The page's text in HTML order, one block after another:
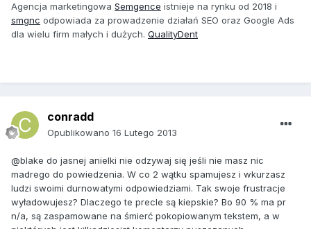
Agencja marketingowa Semgence istnieje na rynku od 2018 i
smgnc odpowiada za prowadzenie działań SEO oraz Google Ads
dla wielu firm małych i dużych. QualityDent
conradd
Opublikowano 16 Lutego 2013
@blake do jasnej anielki nie odzywaj się jeśli nie masz nic
madrego do powiedzenia. W co 2 wątku spamujesz i wkurzasz
ludzi swoimi durnowatymi odpowiedziami. Tak swoje frustracje
wyładowujesz? Dlaczego te precle są kiepskie? Bo 90 % ma pr
n/a, są zaspamowane na śmierć pokopiowanym tekstem, a w